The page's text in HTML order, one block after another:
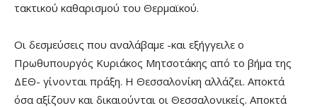
τακτικού καθαρισμού του Θερμαϊκού.
Οι δεσμεύσεις που αναλάβαμε -και εξήγγειλε ο
Πρωθυπουργός Κυριάκος Μητσοτάκης από το βήμα της
ΔΕΘ- γίνονται πράξη. Η Θεσσαλονίκη αλλάζει. Αποκτά
όσα αξίζουν και δικαιούνται οι Θεσσαλονικείς. Αποκτά